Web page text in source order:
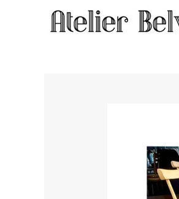
Meubles / Chaises à barreaux #2341